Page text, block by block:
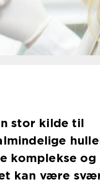
stor kilde til
komplekse og
kan være